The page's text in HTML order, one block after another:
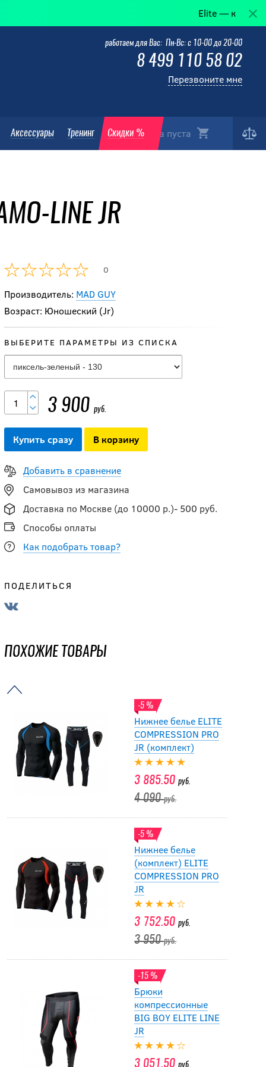
Elite — когда победа в
Корзина пуста
Аксессуары Тренинг Скидки %
работаем для Вас: Пн-Вс: с 10-00 до 20-00
8 499 110 58 02
Перезвоните мне
LINE JR
0
Производитель: MAD GUY
Возраст: Юношеский (Jr)
ВЫБЕРИТЕ ПАРАМЕТРЫ ИЗ СПИСКА
3 900 руб.
Купить сразу В корзину
Добавить в сравнение
Самовывоз из магазина
Доставка по Москве (до 10000 р.)- 500 руб.
Способы оплаты
Как подобрать товар?
ПОДЕЛИТЬСЯ
ПОХОЖИЕ ТОВАРЫ
3 885.50руб.
Нижнее белье
(комплект) ELITE
3 752.50 руб.
-5 %
Нижнее белье ELITE
COMPRESSION PRO
JR (комплект)
3 885.50руб.
4 090руб.
-5 %
Нижнее белье
(комплект) ELITE
COMPRESSION PRO
JR
3 752.50руб.
3 950руб.
-15 %
Брюки
компрессионные
BIG BOY ELITE LINE
JR
3 051.50